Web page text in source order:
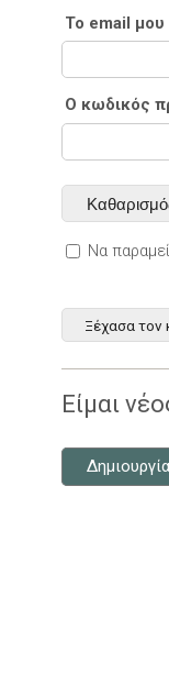
Το email μου
Ο κωδικός
Να
Ξέχασα τον
Είμαι